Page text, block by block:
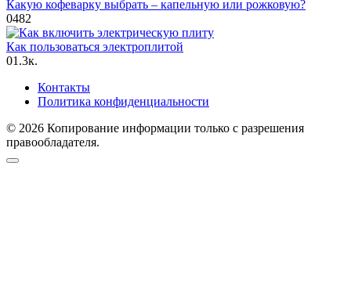
Какую кофеварку выбрать – капельную или рожковую?
0482
Как пользоваться электроплитой
01.3к.
Контакты
Политика конфиденциальности
© 2026 Копирование информации только с разрешения
правообладателя.